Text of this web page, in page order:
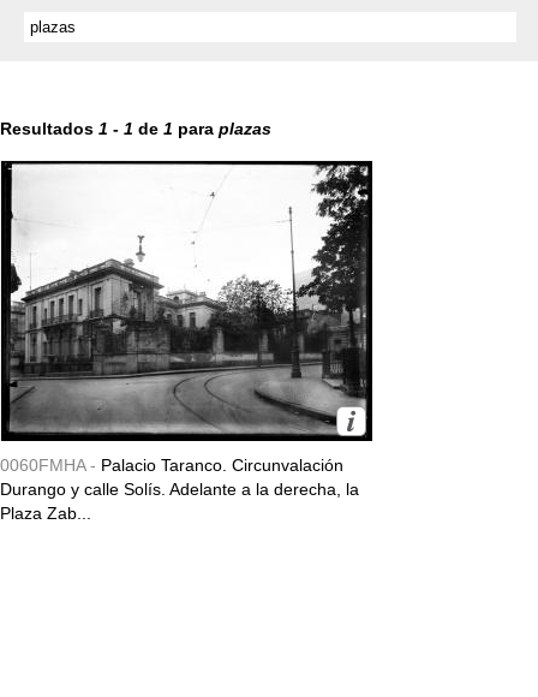
Resultados 1 - 1 de 1 para plazas
0060FMHA - Palacio Taranco. Circunvalación
Durango y calle Solís. Adelante a la derecha, la
Plaza Zab...